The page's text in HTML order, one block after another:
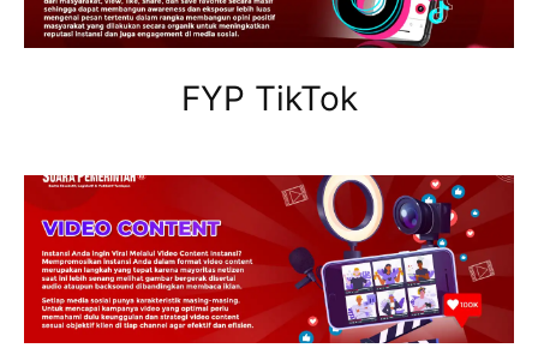
FYP TikTok